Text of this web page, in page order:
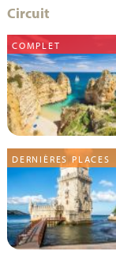
Circuit
COMPLET
DERNIÈRES PLACES